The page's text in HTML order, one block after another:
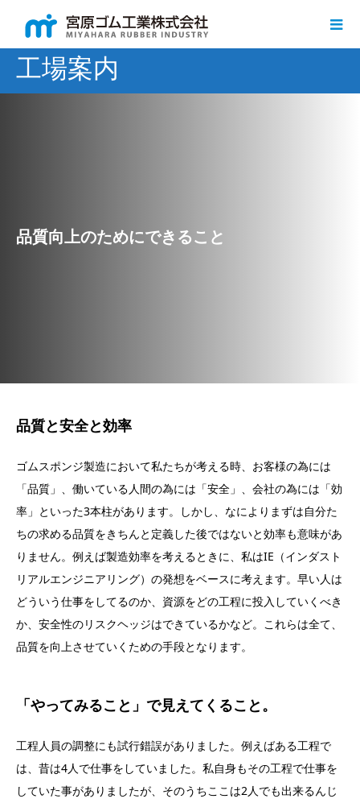
工場案内
品質向上のためにできること
品質と安全と効率
ゴムスポンジ製造において私たちが考える時、お客様の為には
「品質」、働いている人間の為には「安全」、会社の為には「効
率」といった3本柱があります。しかし、なによりまずは自分た
ちの求める品質をきちんと定義した後ではないと効率も意味があ
りません。例えば製造効率を考えるときに、私はIE（インダスト
リアルエンジニアリング）の発想をベースに考えます。早い人は
どういう仕事をしてるのか、資源をどの工程に投入していくべき
か、安全性のリスクヘッジはできているかなど。これらは全て、
品質を向上させていくための手段となります。
「やってみること」で見えてくること。
工程人員の調整にも試行錯誤がありました。例えばある工程で
は、昔は4人で仕事をしていました。私自身もその工程で仕事を
していた事がありましたが、そのうちここは2人でも出来るんじ